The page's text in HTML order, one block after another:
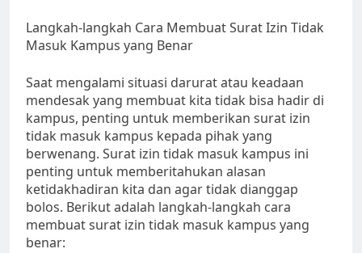
Langkah-langkah Cara Membuat Surat Izin Tidak
Masuk Kampus yang Benar
Saat mengalami situasi darurat atau keadaan
mendesak yang membuat kita tidak bisa hadir di
kampus, penting untuk memberikan surat izin
tidak masuk kampus kepada pihak yang
berwenang. Surat izin tidak masuk kampus ini
penting untuk memberitahukan alasan
ketidakhadiran kita dan agar tidak dianggap
bolos. Berikut adalah langkah-langkah cara
membuat surat izin tidak masuk kampus yang
benar: